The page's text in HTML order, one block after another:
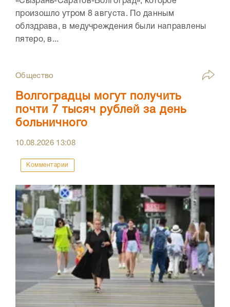
произошло утром 8 августа. По данным
облздрава, в медучреждения были направлены
пятеро, в...
Общество
Волгоградцы могут получить
почти 7 тысяч рублей за день
больничного
10.08.2026 13:08
Комментарии